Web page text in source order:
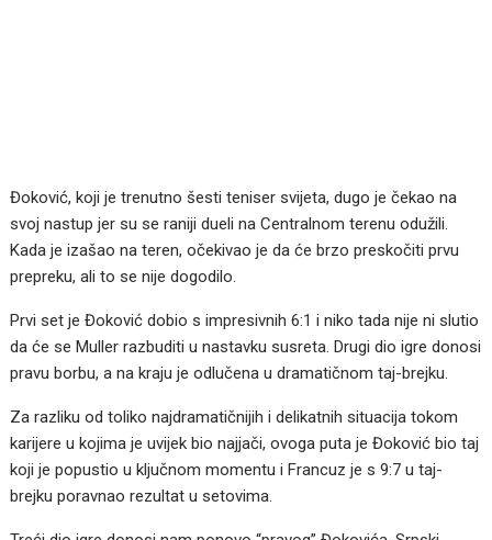
Đoković, koji je trenutno šesti teniser svijeta, dugo je čekao na
svoj nastup jer su se raniji dueli na Centralnom terenu odužili.
Kada je izašao na teren, očekivao je da će brzo preskočiti prvu
prepreku, ali to se nije dogodilo.
Prvi set je Đoković dobio s impresivnih 6:1 i niko tada nije ni slutio
da će se Muller razbuditi u nastavku susreta. Drugi dio igre donosi
pravu borbu, a na kraju je odlučena u dramatičnom taj-brejku.
Za razliku od toliko najdramatičnijih i delikatnih situacija tokom
karijere u kojima je uvijek bio najjači, ovoga puta je Đoković bio taj
koji je popustio u ključnom momentu i Francuz je s 9:7 u taj-
brejku poravnao rezultat u setovima.